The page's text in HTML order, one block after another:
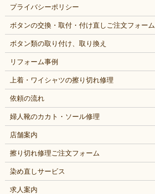
プライバシーポリシー
ボタンの交換・取付・付け直しご注文フォーム
ボタン類の取り付け、取り換え
リフォーム事例
上着・ワイシャツの擦り切れ修理
依頼の流れ
婦人靴のカカト・ソール修理
店舗案内
擦り切れ修理ご注文フォーム
染め直しサービス
求人案内